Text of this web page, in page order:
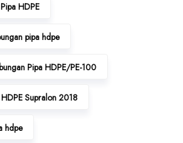
HDPE
pipa hdpe
Pipa HDPE/PE-100
Supralon 2018
hdpe